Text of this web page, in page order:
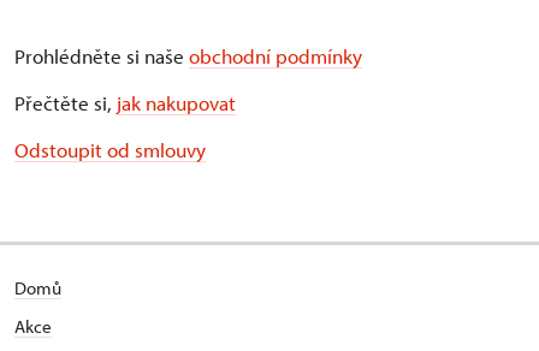
Prohlédněte si naše obchodní podmínky
Přečtěte si, jak nakupovat
Odstoupit od smlouvy
Domů
Akce